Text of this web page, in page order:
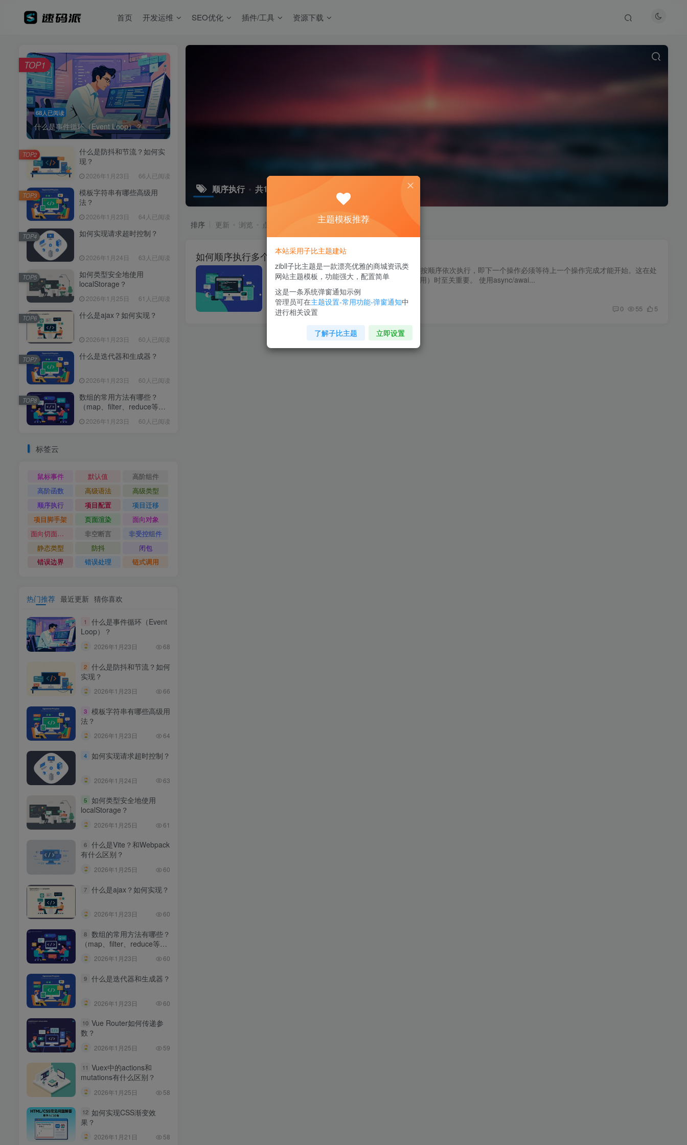
首页 开发运维 SEO优化 插件/工具 资源下载
顺序执行 共1篇
排序 更新 浏览 点赞
如何顺序执行多个异步操作？
在JavaScript中，我们常常需要让多个异步操作按顺序依次执行，即下一个操作必须等待上一个操作完成才能开始。这在处
理有依赖关系的任务（如分步上传、串联API调用）时至关重要。 使用async/awai...
JavaScript
MRzhang 2026年1月23日 0 55 5
68人已阅读
什么是事件循环（Event Loop）？
TOP1
什么是防抖和节流？如何实
现？
2026年1月23日 66人已阅读
TOP2
模板字符串有哪些高级用
法？
2026年1月23日 64人已阅读
TOP3
如何实现请求超时控制？
2026年1月24日 63人已阅读
TOP4
如何类型安全地使用
localStorage？
2026年1月25日 61人已阅读
TOP5
什么是ajax？如何实现？
2026年1月23日 60人已阅读
TOP6
什么是迭代器和生成器？
2026年1月23日 60人已阅读
TOP7
数组的常用方法有哪些？
（map、filter、reduce等区
2026年1月23日 60人已阅读
TOP8
标签云
鼠标事件 默认值
高阶组件
高阶函数
高级语法
高级类型
顺序执行
项目配置
项目迁移
项目脚手架
页面渲染
面向对象
面向切面编程
非空断言
非受控组件
静态类型
防抖
闭包
错误边界
错误处理 链式调用
热门推荐 最近更新 猜你喜欢
1
什么是事件循环（Event
Loop）？
2026年1月23日 68
2 什么是防抖和节流？如何
实现？
2026年1月23日 66
3 模板字符串有哪些高级用
法？
2026年1月23日 64
4 如何实现请求超时控制？
2026年1月24日 63
5 如何类型安全地使用
localStorage？
2026年1月25日 61
6 什么是Vite？和Webpack
有什么区别？
2026年1月25日 60
7 什么是ajax？如何实现？
2026年1月23日 60
8 数组的常用方法有哪些？
（map、filter、reduce等区
2026年1月23日 60
9 什么是迭代器和生成器？
2026年1月23日 60
10 Vue Router如何传递参
数？
2026年1月25日 59
11 Vuex中的actions和
mutations有什么区别？
2026年1月25日 58
12 如何实现CSS渐变效
果？
2026年1月21日 58
主题模板推荐
本站采用子比主题建站
zibll子比主题是一款漂亮优雅的商城资讯类
网站主题模板，功能强大，配置简单
这是一条系统弹窗通知示例
管理员可在主题设置-常用功能-弹窗通知中
进行相关设置
了解子比主题 立即设置